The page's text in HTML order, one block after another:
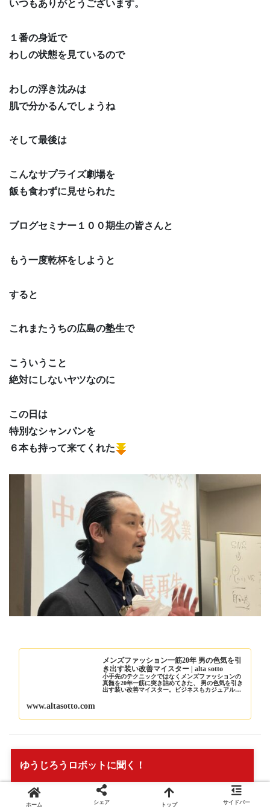
いつもありがとうございます。
１番の身近で
わしの状態を見ているので
わしの浮き沈みは
肌で分かるんでしょうね
そして最後は
こんなサプライズ劇場を
飯も食わずに見せられた
ブログセミナー１００期生の皆さんと
もう一度乾杯をしようと
すると
これまたうちの広島の塾生で
こういうこと
絶対にしないヤツなのに
この日は
特別なシャンパンを
６本も持って来てくれた
メンズファッション一筋20年 男の色気を引
き出す装い改善マイスター | alta sotto
小手先のテクニックではなくメンズファッションの
真髄を20年一筋に突き詰めてきた、 男の色気を引き
出す装い改善マイスター。ビジネスもカジュアルも
www.altasotto.com
男の色気を引き出す
ホーム シェア トップ サイドバー
ゆうじろうロボットに聞く！